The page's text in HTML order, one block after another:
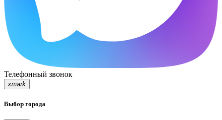
Телефонный звонок
xmark
Выбор города